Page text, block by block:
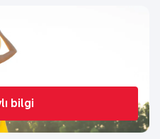
bilgi